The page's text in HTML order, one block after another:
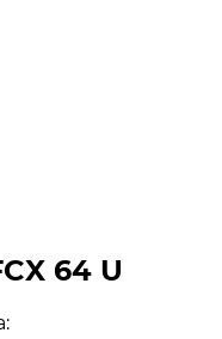
64 U